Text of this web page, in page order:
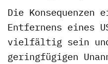
Die Konsequenzen
Entfernens eines
vielfältig sein
geringfügigen